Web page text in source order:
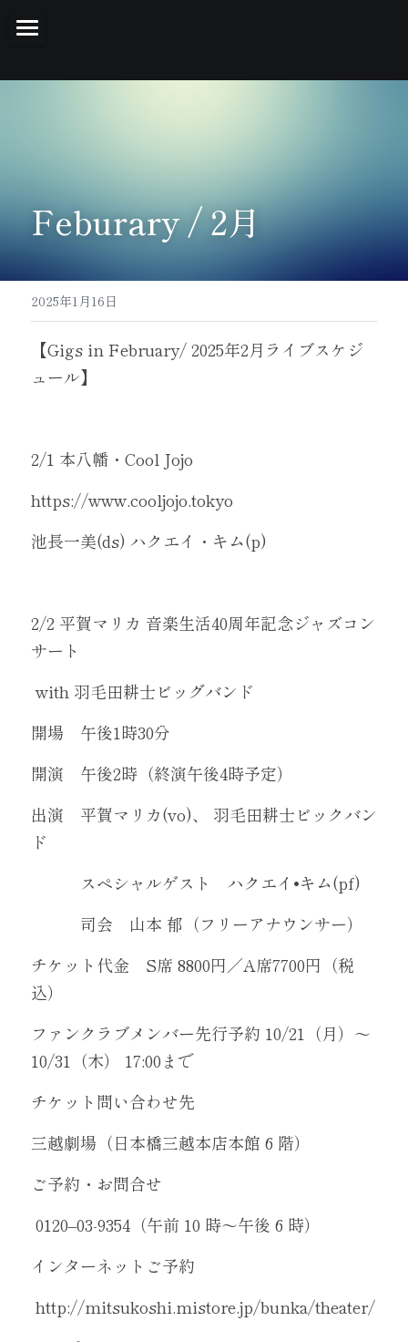
Social Media/SNS
Discography/作品集
Videos/動画
Shop / ショップ
New Dropdown
GIGS/ライブ情報
Feburary / 2月
2025年1月16日
【Gigs in February/ 2025年2月ライブスケジ
ュール】
2/1 本八幡・Cool Jojo
https://www.cooljojo.tokyo
池長一美(ds) ハクエイ・キム(p)
2/2 平賀マリカ 音楽生活40周年記念ジャズコン
サート
with 羽毛田耕士ビッグバンド
開場　午後1時30分
開演　午後2時（終演午後4時予定）
出演　平賀マリカ(vo)、 羽毛田耕士ビックバン
ド
スペシャルゲスト　ハクエイ•キム(pf)
司会　山本 郁（フリーアナウンサー）
チケット代金　S席 8800円／A席7700円（税
込）
ファンクラブメンバー先行予約 10/21（月）〜
10/31（木） 17:00まで
チケット問い合わせ先
三越劇場（日本橋三越本店本館 6 階）
ご予約・お問合せ
0120‒03-9354（午前 10 時〜午後 6 時）
インターネットご予約
http://mitsukoshi.mistore.jp/bunka/theater/